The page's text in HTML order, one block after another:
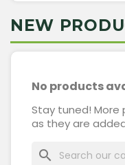
NEW
No products
Stay tuned! More
as they are
search